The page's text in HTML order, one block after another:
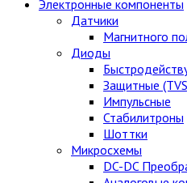
Электронные компоненты
Датчики
Магнитного
Диоды
Защитные
Импульсные
Стабилитроны
Шоттки
Микросхемы
DC-DC